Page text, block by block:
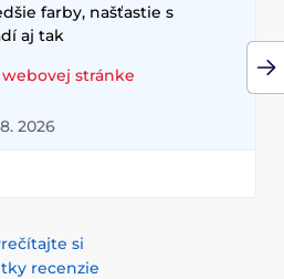
farby, našťastie s
aj tak
stránke
2026
si
recenzie